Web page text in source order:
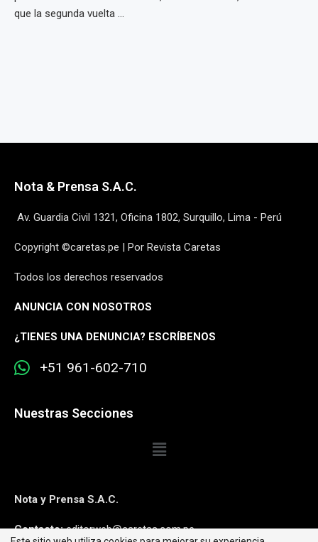
que la segunda vuelta ...
Nota & Prensa S.A.C.
Av. Guardia Civil 1321, Oficina 1802, Surquillo, Lima - Perú
Copyright ©caretas.pe | Por Revista Caretas
Todos los derechos reservados
ANUNCIA CON NOSOTROS
¿TIENES UNA DENUNCIA? ESCRÍBENOS
+51 961-602-710
Nuestras Secciones
Nota y Prensa S.A.C.
Contacto:editorweb@caretas.com.pe